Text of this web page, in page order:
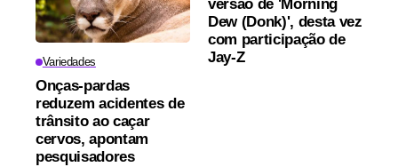
Variedades
Onças-pardas
reduzem acidentes de
trânsito ao caçar
cervos, apontam
pesquisadores
versão de 'Morning
Dew (Donk)', desta vez
com participação de
Jay-Z